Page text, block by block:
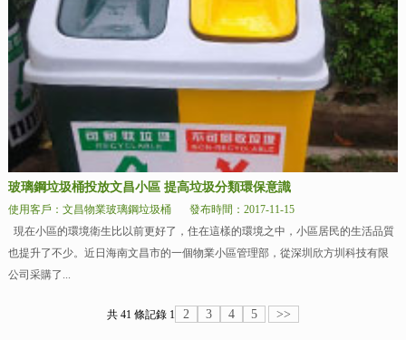
玻璃鋼垃圾桶投放文昌小區 提高垃圾分類環保意識
使用客戶：文昌物業玻璃鋼垃圾桶
發布時間：2017-11-15
現在小區的環境衛生比以前更好了，住在這樣的環境之中，小區居民的生活品質
也提升了不少。近日海南文昌市的一個物業小區管理部，從深圳欣方圳科技有限
公司采購了...
共 41 條記錄 1 2 3 4 5 >>